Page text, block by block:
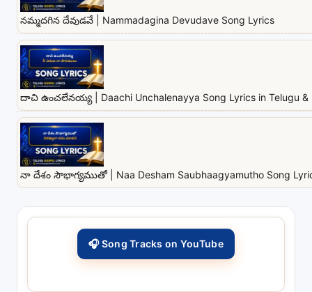
నమ్మదగిన దేవుడవే | Nammadagina Devudave Song Lyrics
దాచి ఉంచలేనయ్య | Daachi Unchalenayya Song Lyrics in Telugu &
నా దేశం సౌభాగ్యముతో | Naa Desham Saubhaagyamutho Song
🎧 Song Tracks on YouTube